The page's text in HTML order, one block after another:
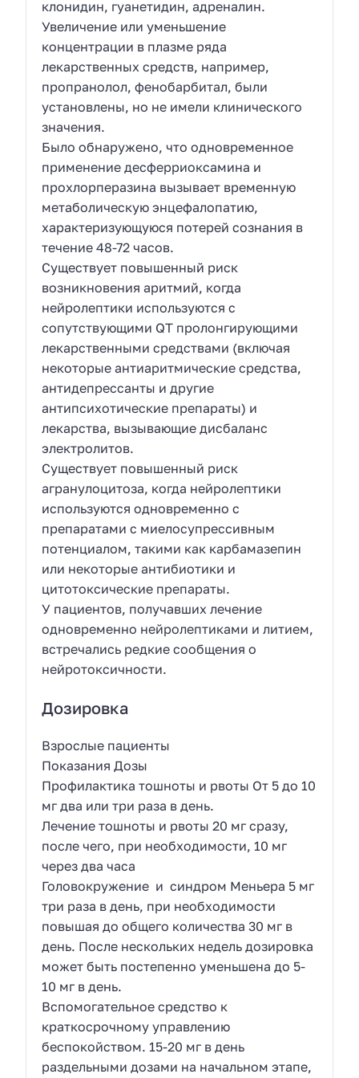
клонидин, гуанетидин, адреналин.
Увеличение или уменьшение
концентрации в плазме ряда
лекарственных средств, например,
пропранолол, фенобарбитал, были
установлены, но не имели клинического
значения.
Было обнаружено, что одновременное
применение десферриоксамина и
прохлорперазина вызывает временную
метаболическую энцефалопатию,
характеризующуюся потерей сознания в
течение 48-72 часов.
Существует повышенный риск
возникновения аритмий, когда
нейролептики используются с
сопутствующими QT пролонгирующими
лекарственными средствами (включая
некоторые антиаритмические средства,
антидепрессанты и другие
антипсихотические препараты) и
лекарства, вызывающие дисбаланс
электролитов.
Существует повышенный риск
агранулоцитоза, когда нейролептики
используются одновременно с
препаратами с миелосупрессивным
потенциалом, такими как карбамазепин
или некоторые антибиотики и
цитотоксические препараты.
У пациентов, получавших лечение
одновременно нейролептиками и литием,
встречались редкие сообщения о
нейротоксичности.
Дозировка
Взрослые пациенты
Показания Дозы
Профилактика тошноты и рвоты От 5 до 10
мг два или три раза в день.
Лечение тошноты и рвоты 20 мг сразу,
после чего, при необходимости, 10 мг
через два часа
Головокружение и синдром Меньера 5 мг
три раза в день, при необходимости
повышая до общего количества 30 мг в
день. После нескольких недель дозировка
может быть постепенно уменьшена до 5-
10 мг в день.
Вспомогательное средство к
краткосрочному управлению
беспокойством. 15-20 мг в день
раздельными дозами на начальном этапе,